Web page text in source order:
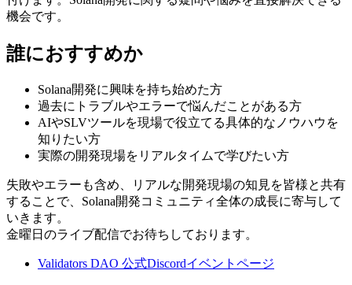
機会です。
誰におすすめか
Solana開発に興味を持ち始めた方
過去にトラブルやエラーで悩んだことがある方
AIやSLVツールを現場で役立てる具体的なノウハウを
知りたい方
実際の開発現場をリアルタイムで学びたい方
失敗やエラーも含め、リアルな開発現場の知見を皆様と共有
することで、Solana開発コミュニティ全体の成長に寄与して
いきます。
金曜日のライブ配信でお待ちしております。
Validators DAO 公式Discordイベントページ